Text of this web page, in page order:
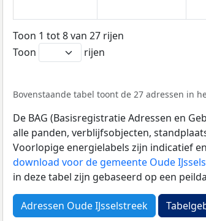
Toon 1 tot 8 van 27 rijen
Toon
rijen
Bovenstaande tabel toont de 27 adressen in
De BAG (Basisregistratie Adressen en
alle panden, verblijfsobjecten,
Voorlopige energielabels zijn indicatief
download voor de gemeente Oude
in deze tabel zijn gebaseerd op een
Adressen Oude IJsselstreek